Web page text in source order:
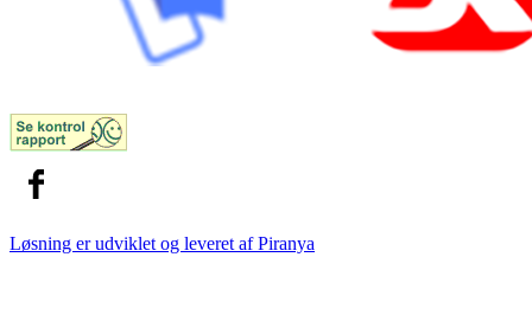
Løsning er udviklet og leveret afPiranya